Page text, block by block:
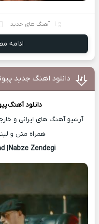
آهنگ های جدید
ادامه
دانلود اهنگ جدید
دانلود آهنگ
آرشیو آهنگ های ایرانی و
همراه متن و
Nabze Zendegi